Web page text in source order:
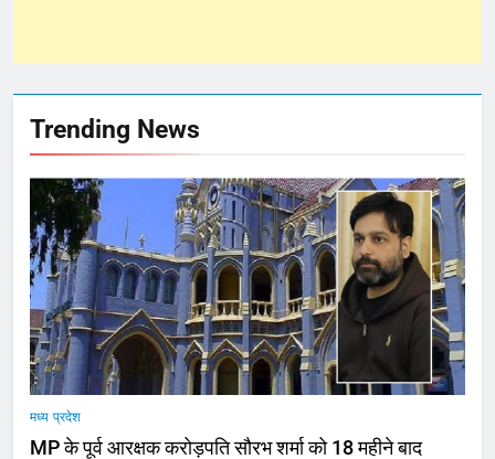
Trending News
मध्य प्रदेश
MP के पूर्व आरक्षक करोड़पति सौरभ शर्मा को 18 महीने बाद